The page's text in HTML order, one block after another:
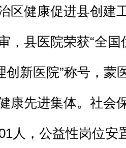
区健康促进县创建
，县医院荣获“全
创新医院”称号，蒙
康先进集体。社会
人，公益性岗位安